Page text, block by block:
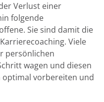
Verlust einer
folgende
Sie sind damit die
Viele
persönlichen
wagen und diesen
optimal vorbereiten und